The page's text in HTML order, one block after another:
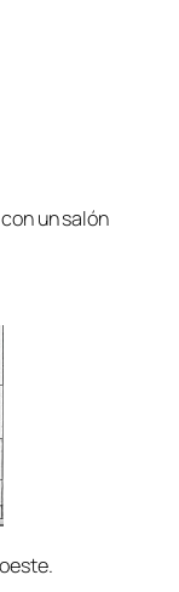
un salón